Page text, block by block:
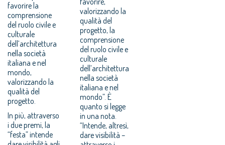
favorire la
comprensione
del ruolo civile e
culturale
dell’architettura
nella società
italiana e nel
mondo,
valorizzando la
qualità del
progetto.
In più, attraverso
i due premi, la
“festa” intende
valorizzando la
qualità del
progetto, la
comprensione
del ruolo civile e
culturale
dell’architettura
nella società
italiana e nel
mondo”. È
quanto si legge
in una nota.
“Intende, altresì,
dare visibilità –